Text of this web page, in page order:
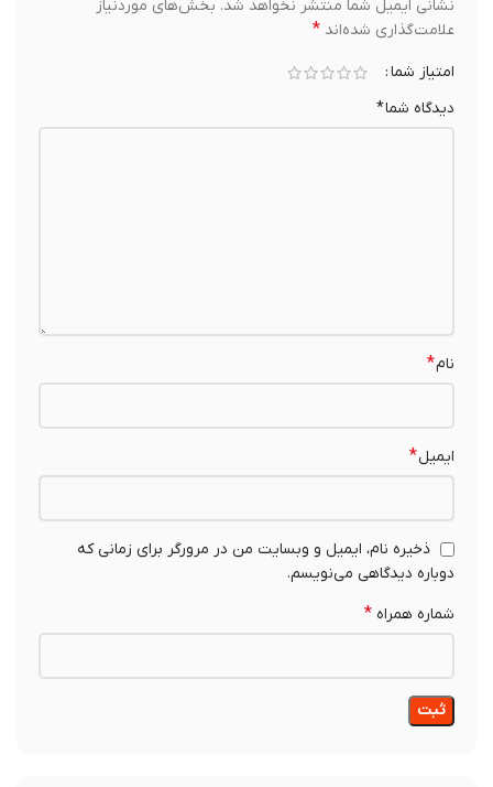
نشانی ایمیل شما منتشر نخواهد شد. بخش‌های موردنیاز
علامت‌گذاری شده‌اند*
امتیاز شما
دیدگاه شما*
ایمیل*
ذخیره نام، ایمیل و وبسایت من در مرورگر برای زمانی که
دوباره دیدگاهی می‌نویسم.
شماره همراه*